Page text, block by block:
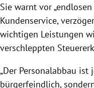
Sie warnt vor
Kundenservice,
wichtigen Leistungen
verschleppten
„Der Personalabbau
bürgerfeindlich,